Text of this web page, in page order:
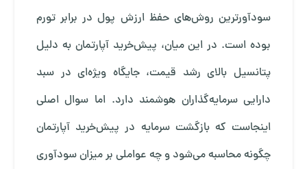
سودآورترین روش‌های حفظ ارزش پول در برابر تورم
بوده است. در این میان، پیش‌خرید آپارتمان به دلیل
پتانسیل بالای رشد قیمت، جایگاه ویژه‌ای در سبد
دارایی سرمایه‌گذاران هوشمند دارد. اما سوال اصلی
اینجاست که بازگشت سرمایه در پیش‌خرید آپارتمان
چگونه محاسبه می‌شود و چه عواملی بر میزان سودآوری